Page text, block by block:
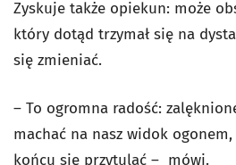
Zyskuje także opiekun: może
który dotąd trzymał się na
się zmieniać.
– To ogromna radość:
machać na nasz widok
końcu się przytulać – mówi.